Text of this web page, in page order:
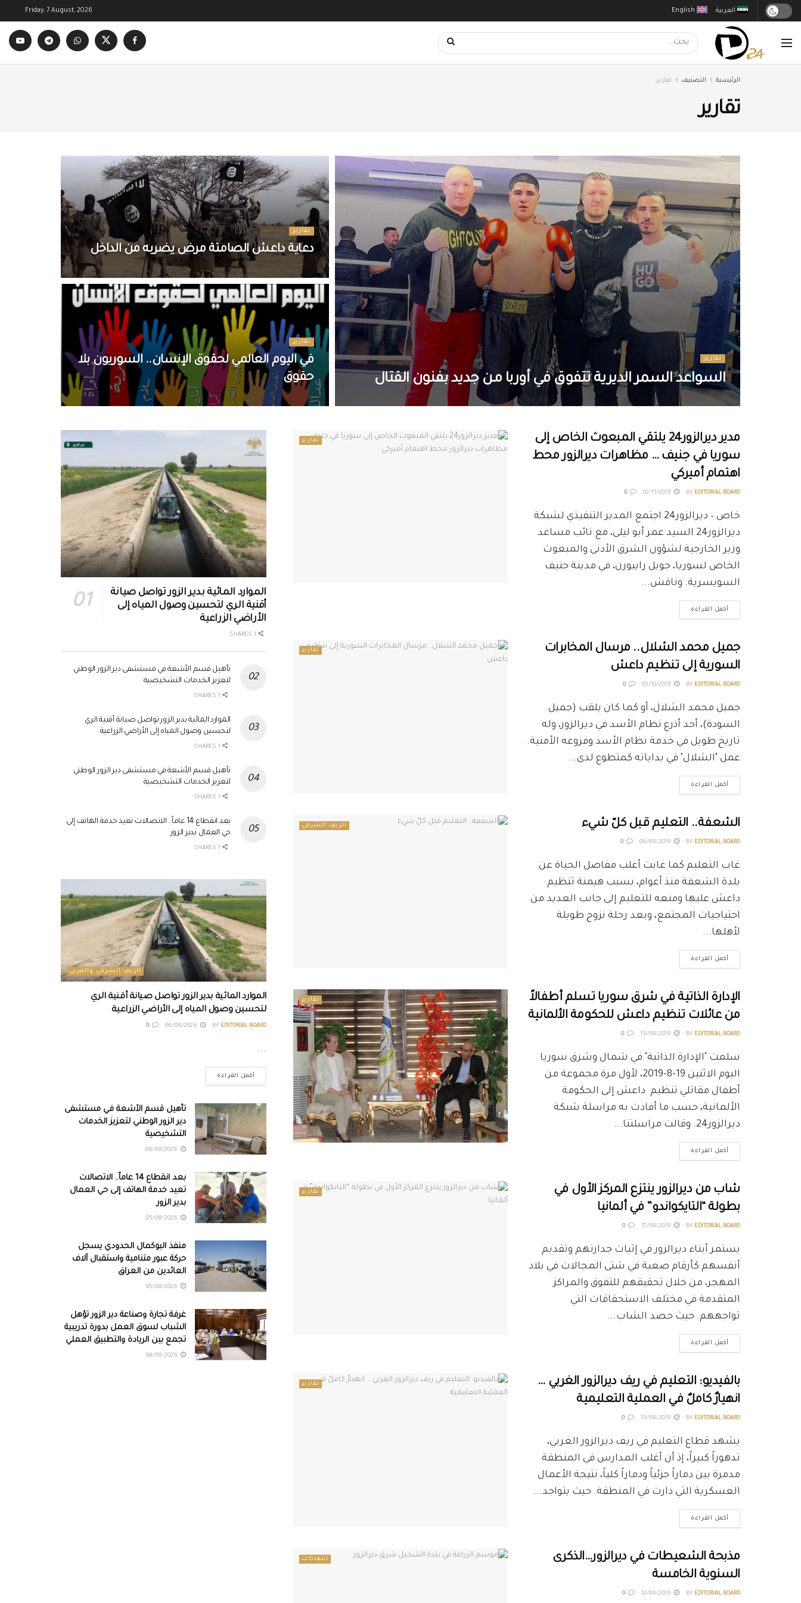
English العربية Friday, 7 August, 2026
الرئيسية التصنيف تقارير
تقارير
تقارير
السواعد السمر الديرية تتفوق في أوربا من جديد بفنون القتال
تقارير
دعاية داعش الصامتة مرض يضربه من الداخل
تقارير
في اليوم العالمي لحقوق الإنسان.. السوريون بلا
حقوق
تقارير
مدير ديرالزور24 يلتقي المبعوث الخاص إلى
سوريا في جنيف … مظاهرات ديرالزور محط
اهتمام أميركي
BY EDITORIAL BOARD
0
خاص – ديرالزور24 اجتمع المدير التنفيذي لشبكة
ديرالزور24 السيد عمر أبو ليلى، مع نائب مساعد
وزير الخارجية لشؤون الشرق الأدنى والمبعوث
الخاص لسوريا، جويل رايبورن، في مدينة جنيف
السويسرية. وناقش...
أكمل القراءة
تقارير
جميل محمد الشلال.. مرسال المخابرات
السورية إلى تنظيم داعش
BY EDITORIAL BOARD
0
جميل محمد الشلال، أو كما كان يلقب (جميل
السودة)، أحد أذرع نظام الأسد في ديرالزور، وله
تاريخ طويل في خدمة نظام الأسد وفروعه الأمنية.
عمل "الشلال" في بداياته كمتطوع لدى...
أكمل القراءة
الريف الشرقي الشعفة.. التعليم قبل كلّ شيء
BY EDITORIAL BOARD
0
غاب التعليم كما غابت أغلب مفاصل الحياة عن
بلدة الشعفة منذ أعوام، بسبب هيمنة تنظيم
داعش عليها ومنعه للتعليم إلى جانب العديد من
احتياجيات المجتمع، وبعد رحلة نزوح طويلة
لأهلها...
أكمل القراءة
تقارير
الإدارة الذاتية في شرق سوريا تسلم أطفالاً
من عائلات تنظيم داعش للحكومة الألمانية
BY EDITORIAL BOARD
0
سلمت "الإدارة الذاتية" في شمال وشرق سوريا
اليوم الاثنين 19-8-2019، لأول مرة مجموعة من
أطفال مقاتلي تنظيم داعش إلى الحكومة
الألمانية، حسب ما أفادت به مراسلة شبكة
ديرالزور24. وقالت مراسلتنا...
أكمل القراءة
تقارير
شاب من ديرالزور ينتزع المركز الأول في
بطولة “التايكواندو” في ألمانيا
BY EDITORIAL BOARD
0
يستمر أبناء ديرالزور في إثبات جدارتهم وتقديم
أنفسهم كأرقام صعبة في شتى المجالات في بلاد
المهجر، من خلال تحقيقهم للتفوق والمراكز
المتقدمة في مختلف الاستحقاقات التي
تواجههم. حيث حصد الشاب...
أكمل القراءة
تقارير
بالفيديو: التعليم في ريف ديرالزور الغربي …
انهيارٌ كاملٌ في العملية التعليمية
BY EDITORIAL BOARD
0
يشهد قطاع التعليم في ريف ديرالزور الغربي،
تدهوراً كبيراً، إذ أن أغلب المدارس في المنطقة
مدمرة بين دماراً جزئياً ودماراً كلياً، نتيجة الأعمال
العسكرية التي دارت في المنطقة. حيث يتواجد...
أكمل القراءة
انتهاكات
مذبحة الشعيطات في ديرالزور…الذكرى
السنوية الخامسة
BY EDITORIAL BOARD
0
الموارد المائية بدير الزور تواصل صيانة
أقنية الري لتحسين وصول المياه إلى
الأراضي الزراعية
تأهيل قسم الأشعة في مستشفى دير الزور الوطني
لتعزيز الخدمات التشخيصية
الموارد المائية بدير الزور تواصل صيانة أقنية الري
لتحسين وصول المياه إلى الأراضي الزراعية
تأهيل قسم الأشعة في مستشفى دير الزور الوطني
لتعزيز الخدمات التشخيصية
بعد انقطاع 14 عاماً.. الاتصالات تعيد خدمة الهاتف إلى
حي العمال بدير الزور
الريف الشرقي والغربي
الموارد المائية بدير الزور تواصل صيانة أقنية الري
لتحسين وصول المياه إلى الأراضي الزراعية
BY EDITORIAL BOARD
0
...
أكمل القراءة
تأهيل قسم الأشعة في مستشفى
دير الزور الوطني لتعزيز الخدمات
التشخيصية
بعد انقطاع 14 عاماً.. الاتصالات
تعيد خدمة الهاتف إلى حي العمال
بدير الزور
منفذ البوكمال الحدودي يسجل
حركة عبور متنامية واستقبال آلاف
العائدين من العراق
غرفة تجارة وصناعة دير الزور تؤهل
الشباب لسوق العمل بدورة تدريبية
تجمع بين الريادة والتطبيق العملي